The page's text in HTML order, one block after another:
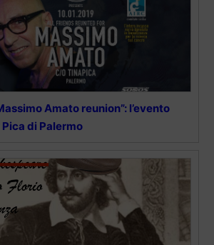
Amato reunion”: l’evento
di Palermo